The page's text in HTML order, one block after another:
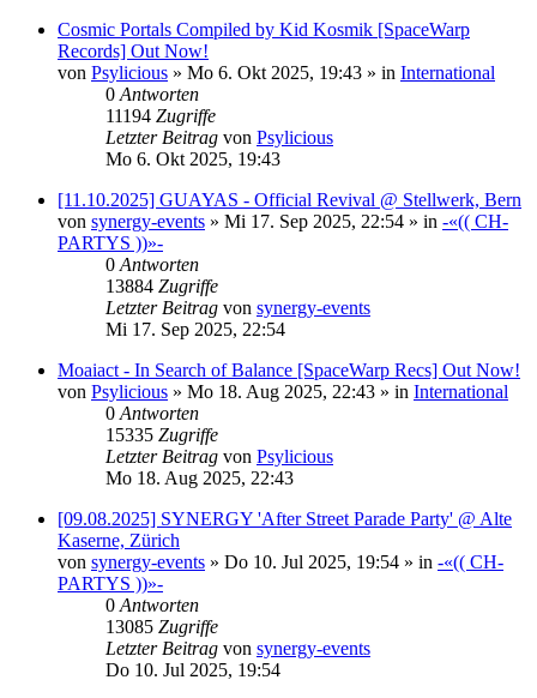
Cosmic Portals Compiled by Kid Kosmik [SpaceWarp
Records] Out Now!
von Psylicious » Mo 6. Okt 2025, 19:43 » in International
0 Antworten
11194 Zugriffe
Letzter Beitrag von Psylicious
Mo 6. Okt 2025, 19:43
[11.10.2025] GUAYAS - Official Revival @ Stellwerk, Bern
von synergy-events » Mi 17. Sep 2025, 22:54 » in -«(( CH-
PARTYS ))»-
0 Antworten
13884 Zugriffe
Letzter Beitrag von synergy-events
Mi 17. Sep 2025, 22:54
Moaiact - In Search of Balance [SpaceWarp Recs] Out Now!
von Psylicious » Mo 18. Aug 2025, 22:43 » in International
0 Antworten
15335 Zugriffe
Letzter Beitrag von Psylicious
Mo 18. Aug 2025, 22:43
[09.08.2025] SYNERGY 'After Street Parade Party' @ Alte
Kaserne, Zürich
von synergy-events » Do 10. Jul 2025, 19:54 » in -«(( CH-
PARTYS ))»-
0 Antworten
13085 Zugriffe
Letzter Beitrag von synergy-events
Do 10. Jul 2025, 19:54